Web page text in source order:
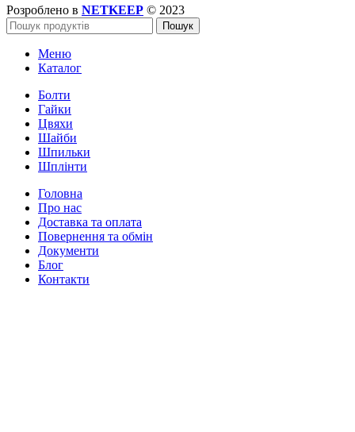
Розроблено в NETKEEP © 2023
Пошук
Меню
Каталог
Болти
Гайки
Цвяхи
Шайби
Шпильки
Шплінти
Головна
Про нас
Доставка та оплата
Повернення та обмін
Документи
Блог
Контакти